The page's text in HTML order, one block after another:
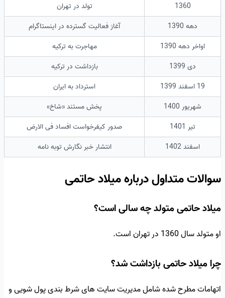
1360
تولد در تهران
دهه 1390
آغاز فعالیت گسترده در اینستاگرام
اواخر دهه 1390
مهاجرت به ترکیه
دی 1399
بازداشت در ترکیه
19 اسفند 1399
استرداد به ایران
شهریور 1400
پخش مستند «شاخ»
تیر 1401
صدور کیفرخواست افساد فی الارض
اسفند 1402
انتشار خبر نگارش توبه نامه
سوالات متداول درباره میلاد حاتمی
میلاد حاتمی متولد چه سالی است؟
او متولد سال 1360 در تهران است.
چرا میلاد حاتمی بازداشت شد؟
اتهامات مطرح شده شامل مدیریت سایت های شرط بندی پول شویی و